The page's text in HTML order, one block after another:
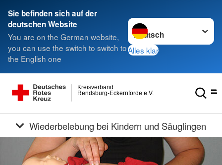
Sie befinden sich auf der
deutschen Website
You are on the German website,
you can use the switch to switch to
the English one
Sprache wechseln zu
Alles klar
Rendsburg-Eckernförde e.V.
Kreisverband
Wiederbelebung bei Kindern und Säuglingen